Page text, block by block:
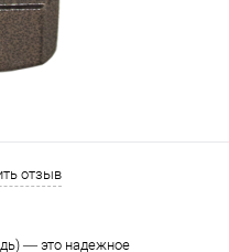
отзыв
— это надежное